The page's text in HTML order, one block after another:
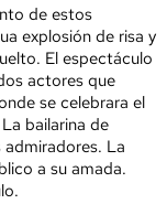
de estos
explosión de risa y
El espectáculo
actores que
se celebrara el
bailarina de
La
a su amada.